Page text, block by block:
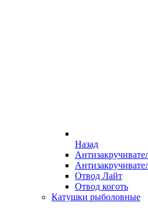
Назад
Отвод Лайт
Отвод коготь
Катушки рыболовные